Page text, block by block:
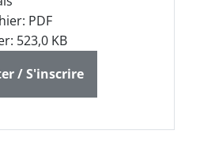
PDF
523,0 KB
/ S'inscrire